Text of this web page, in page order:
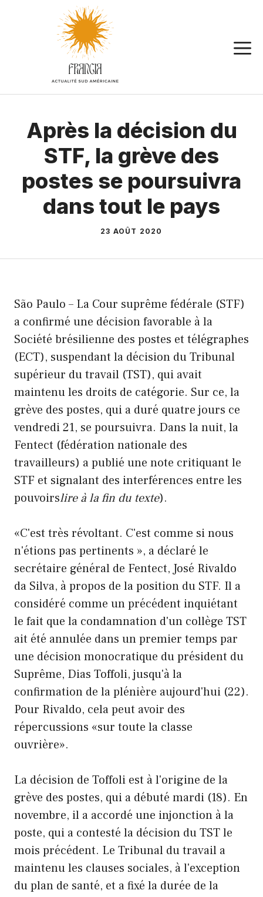
Après la décision du
STF, la grève des
postes se poursuivra
dans tout le pays
23 AOÛT 2020
São Paulo – La Cour suprême fédérale (STF)
a confirmé une décision favorable à la
Société brésilienne des postes et télégraphes
(ECT), suspendant la décision du Tribunal
supérieur du travail (TST), qui avait
maintenu les droits de catégorie. Sur ce, la
grève des postes, qui a duré quatre jours ce
vendredi 21, se poursuivra. Dans la nuit, la
Fentect (fédération nationale des
travailleurs) a publié une note critiquant le
STF et signalant des interférences entre les
pouvoirslire à la fin du texte).
«C'est très révoltant. C'est comme si nous
n'étions pas pertinents », a déclaré le
secrétaire général de Fentect, José Rivaldo
da Silva, à propos de la position du STF. Il a
considéré comme un précédent inquiétant
le fait que la condamnation d'un collège TST
ait été annulée dans un premier temps par
une décision monocratique du président du
Suprême, Dias Toffoli, jusqu'à la
confirmation de la plénière aujourd'hui (22).
Pour Rivaldo, cela peut avoir des
répercussions «sur toute la classe
ouvrière».
La décision de Toffoli est à l'origine de la
grève des postes, qui a débuté mardi (18). En
novembre, il a accordé une injonction à la
poste, qui a contesté la décision du TST le
mois précédent. Le Tribunal du travail a
maintenu les clauses sociales, à l'exception
du plan de santé, et a fixé la durée de la